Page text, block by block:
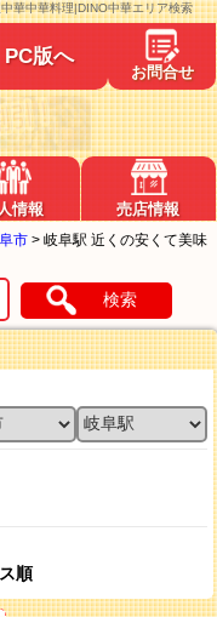
華中華料理|DINO中華エリア検索
PC版へ
お問合せ
情報 売店情報
市 > 岐阜駅 近くの安くて美味
検索
順